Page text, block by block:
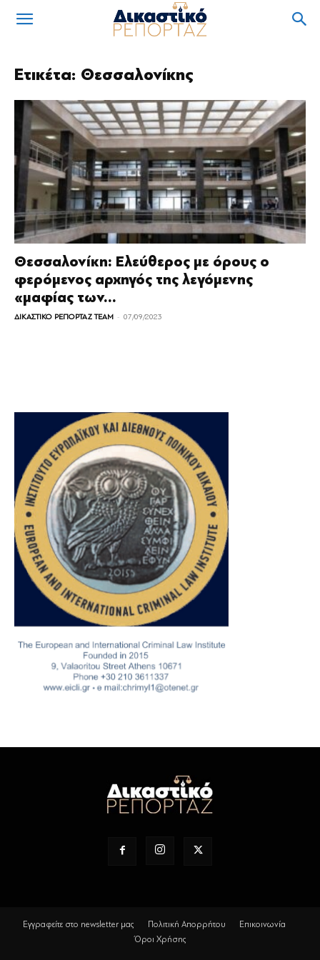
Ετικέτα: Θεσσαλονίκης
Θεσσαλονίκη: Ελεύθερος με όρους ο
φερόμενος αρχηγός της λεγόμενης
«μαφίας των...
ΔΙΚΑΣΤΙΚΟ ΡΕΠΟΡΤΑΖ TEAM - 07/09/2023
Εγγραφείτε στο newsletter μας Πολιτική Απορρήτου
Επικοινωνία
Όροι Χρήσης